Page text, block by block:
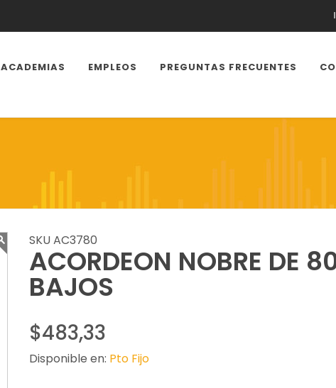
ACADEMIAS EMPLEOS PREGUNTAS FRECUENTES
SKU AC3780
ACORDEON NOBRE DE
BAJOS
$483,33
Disponible en: Pto Fijo